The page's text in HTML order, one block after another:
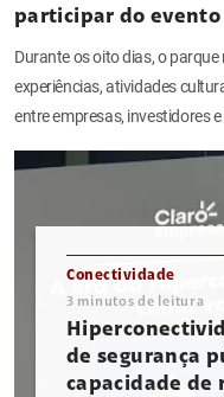
participar do evento
Durante os oito dias, o
experiências, atividades
entre empresas, investidores
Conectividade
3 minutos de leitura
de segurança
capacidade de